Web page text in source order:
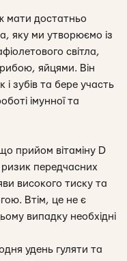
мати достатньо
яку ми утворюємо із
світла,
яйцями. Він
зубів та бере участь
імунної та
прийом вітаміну D
ризик передчасних
високого тиску та
Втім, це не є
випадку необхідні
удень гуляти та